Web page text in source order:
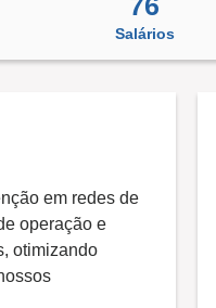
Salários
em redes de
operação e
otimizando